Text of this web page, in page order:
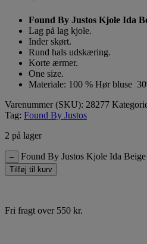
Found By Justos Kjole Ida
Lag på lag kjole.
Inder skørt.
Rund hals udskæring.
Korte ærmer.
One size.
Materiale: 100 % Hør bluse
Varenummer (SKU): 28277
Tag: Found By Justos
2 på lager
– Found By Justos Kjole Ida Beige
Tilføj til kurv
Fri fragt over 550 kr.